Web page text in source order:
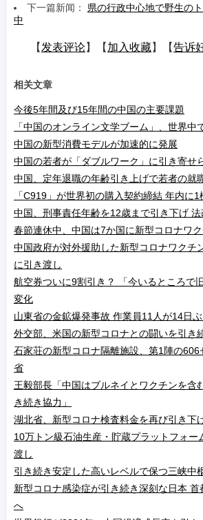
下一篇新闻： 県の行政中心地で野生の
中
【 发表评论】【 加入收藏】【告诉
相关文章
今後5年間及び15年間の中国の主要課題
「中国のオンライン文学ブーム」、世界中
中国の新型消費モデルが加速的に発展
中国の若者が「ダブルワーク」に引き寄せ
中国、定年退職の年齢引き上げで若者の就
「C919」が世界初の購入契約締結 年内に
中国、刑事責任年齢を12歳まで引き下げ 法
春節連休中、中国は7か国に新型コロナワ
中国政府が対外援助した新型コロナワクチ
に引き渡し
航空券ついに9割引き？ 「今いるところで
変化
山東省の金鉱爆発事故 作業員11人が14日
外交部、米国の新型コロナとの闘いを引き
石家荘の新型コロナ隔離施設、第1陣の
省
王毅部長「中国はブルネイとワクチンを含
き続き協力」
湖北省、新型コロナ検査料金を再び引き下
10万トン級石油生産・貯蔵プラットフォー
渡し
引き続き安定した高いレベルで保つ三峡中
新型コロナ感染症が引き続き深刻な日本
へ